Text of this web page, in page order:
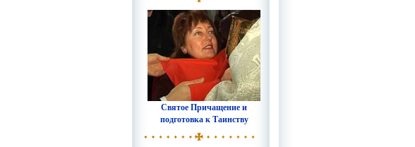
Святое Причащение и
подготовка к Таинству